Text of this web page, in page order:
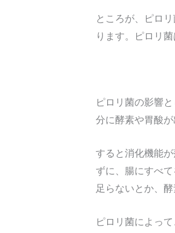
ところが、ピロ
ります。ピロリ
ピロリ菌の影響
分に酵素や胃酸が
すると消化機能
ずに、腸にすべ
足らないとか、
ピロリ菌によっ